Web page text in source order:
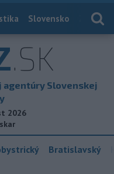
Slovensko
.SK
agentúry Slovenskej
2026
Bratislavský